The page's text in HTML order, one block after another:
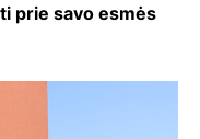
prie savo esmės